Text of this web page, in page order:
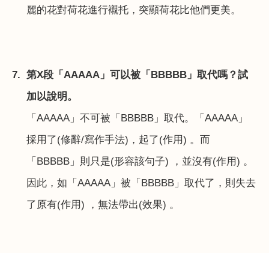
麗的花對荷花進行襯托，突顯荷花比他們更美。
7. 第X段「 AAAAA 」可以被「 BBBBB 」取代嗎？試
加以說明。
「 AAAAA」不可被「 BBBBB 」取代。「 AAAAA」
採用了(修辭/寫作手法) ，起了(作用) 。而
「 BBBBB 」則只是(形容該句子) ，並沒有(作用) 。
因此，如「 AAAAA」被「 BBBBB 」取代了，則失去
了原有(作用) ，無法帶出(效果) 。